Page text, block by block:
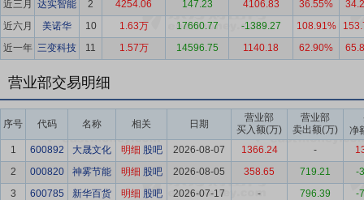
近三月
达实智能 2 4254.06 147.23 4106.83 36.55%
近六月
美诺华 10 1.63万 17660.77 -1389.27 108.91%
近一年 三变科技 11 1.57万 14596.75 1140.18 62.90%
营业部交易明细
序号 代码 名称 相关 日期
营业部
买入额(万)
营业部
卖出额(万)
净
1
600892 大晟文化 明细 股吧 2026-08-07 1366.24 -
2
000820 神雾节能 明细 股吧 2026-08-05 358.65 719.21
-
3
600785 新华百货 明细 股吧 2026-07-17 - 796.39
-